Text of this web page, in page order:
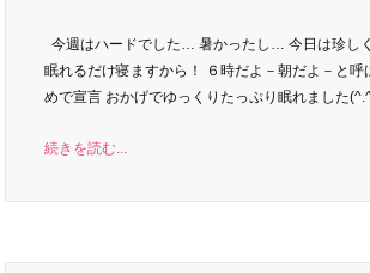
今週はハードでした… 暑かったし… 今日は珍し
眠れるだけ寝ますから！ ６時だよ－朝だよ－と
めで宣言 おかげでゆっくりたっぷり眠れました
続きを読む...